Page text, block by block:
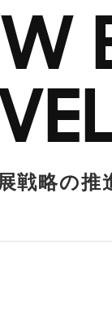
戦略の推